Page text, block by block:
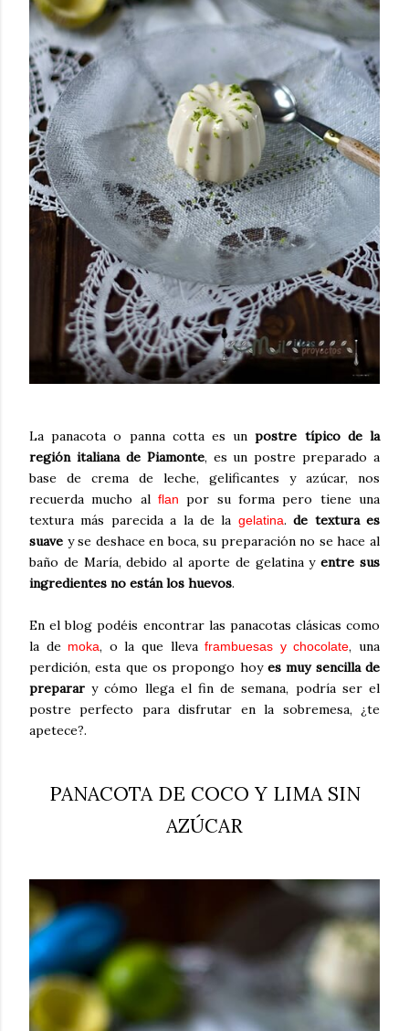
La panacota o panna cotta es unpostre típico de la
región italiana de Piamonte, es un postre preparado a
base de crema de leche, gelificantes y azúcar, nos
recuerda mucho al flan por su forma pero tiene una
textura más parecida a la de la gelatina.de textura es
suave y se deshace en boca, su preparación no se hace al
baño de María, debido al aporte de gelatina yentre sus
ingredientes no están los huevos.
En el blog podéis encontrar las panacotas clásicas como
la de moka, o la que llevaframbuesas y chocolate, una
perdición, esta que os propongo hoy es muy sencilla de
preparar y cómo llega el fin de semana, podría ser el
postre perfecto para disfrutar en la sobremesa, ¿te
apetece?.
PANACOTA DE COCO Y LIMA SIN
AZÚCAR